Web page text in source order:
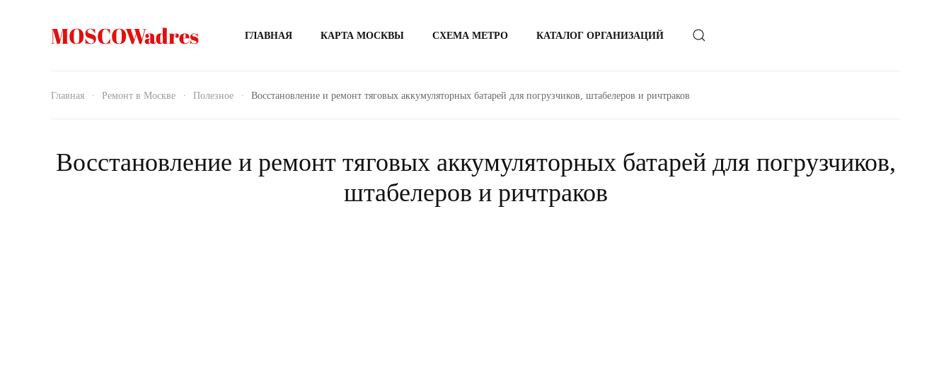
MOSCOWadres ГЛАВНАЯ КАРТА МОСКВЫ СХЕМА МЕТРО КАТАЛОГ ОРГАНИЗАЦИЙ
Главная Ремонт в Москве Полезное Восстановление и ремонт тяговых аккумуляторных батарей для погрузчиков, штабелеров и ричтраков
Восстановление и ремонт тяговых аккумуляторных батарей для погрузчиков,
штабелеров и ричтраков